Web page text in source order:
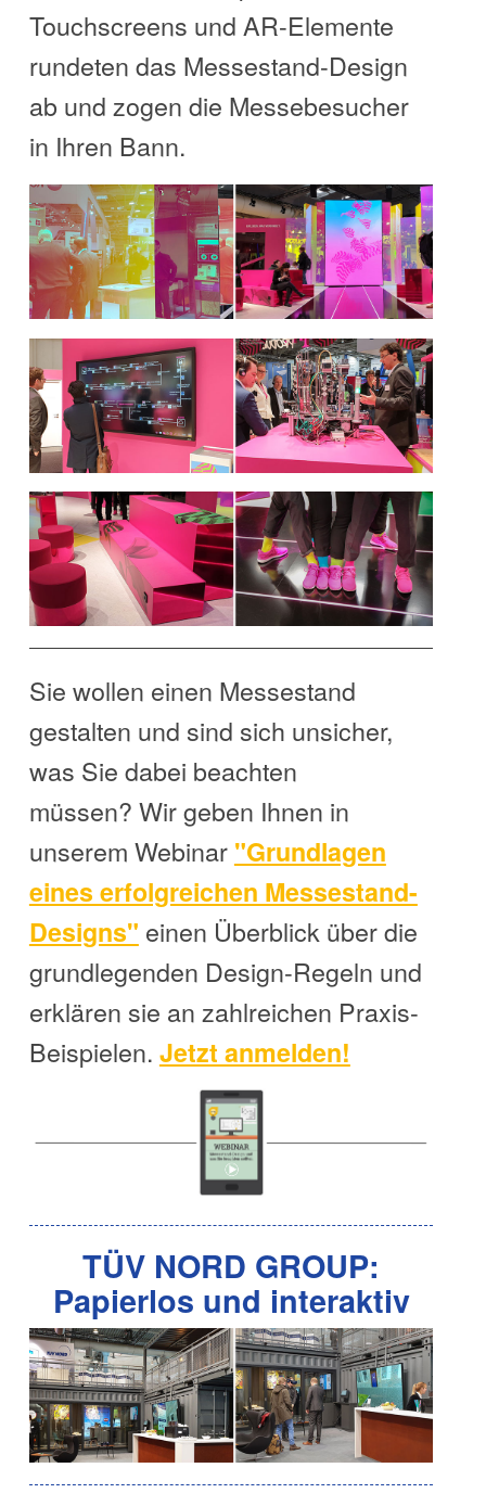
Touchscreens und AR-Elemente
rundeten das Messestand-Design
ab und zogen die Messebesucher
in Ihren Bann.
Sie wollen einen Messestand
gestalten und sind sich unsicher,
was Sie dabei beachten
müssen? Wir geben Ihnen in
unserem Webinar "Grundlagen
eines erfolgreichen Messestand-
Designs" einen Überblick über die
grundlegenden Design-Regeln und
erklären sie an zahlreichen Praxis-
Beispielen. Jetzt anmelden!
TÜV NORD GROUP:
Papierlos und interaktiv